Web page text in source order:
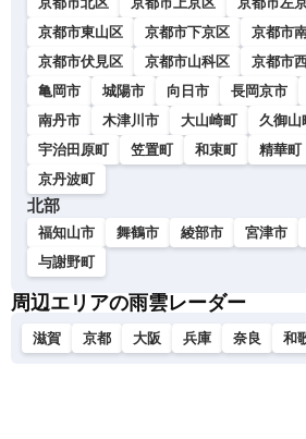
京都市東山区
京都市下京区 京都市
京都市伏見区
京都市山科区 京都市
亀岡市
城陽市 向日市 長岡京市
南丹市
木津川市 大山崎町 久御山
宇治田原町
笠置町 和束町 精華町
京丹波町
北部
福知山市 舞鶴市 綾部市 宮津市
与謝野町
周辺エリアの雨雲レーダー
滋賀 京都 大阪 兵庫 奈良 和